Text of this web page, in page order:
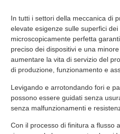
In tutti i settori della meccanica di
elevate esigenze sulle superfici
microscopicamente perfetta
preciso dei dispositivi e una
aumentare la vita di servizio del
di produzione, funzionamento e
Levigando e arrotondando fori e
possono essere guidati senza
senza malfunzionamenti e
Con il processo di finitura a flusso